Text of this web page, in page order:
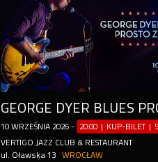
10 WRZEŚNIA 2026 - 20:00 | KUP-BILET |
VERTIGO JAZZ CLUB & RESTAURANT
ul. Oławska 13
WROCŁAW